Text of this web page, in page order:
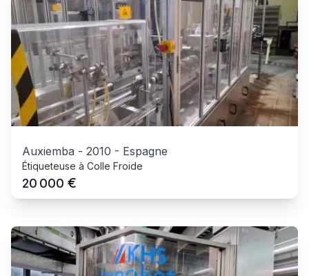
Auxiemba - 2010 - Espagne
Étiqueteuse à Colle Froide
20 000 €